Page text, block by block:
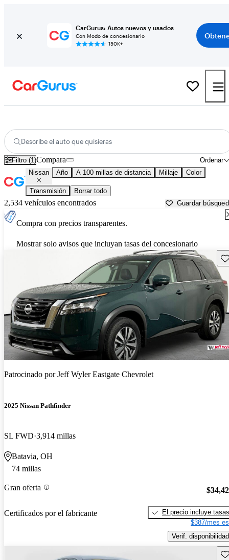
CarGurus: Autos nuevos y usados
Con Modo de concesionario
150K+
Describe el auto que quisieras
Filtro (1) Ordenar
Compara
Nissan Año A 100 millas de distancia Millaje Color
Transmisión Borrar todo
2,534 vehículos encontrados Guardar
Compra con precios transparentes.
Mostrar solo avisos que incluyan tasas del concesionario
Patrocinado porJeff Wyler Eastgate Chevrolet
2025 Nissan Pathfinder
SL FWD 3,914 millas
Batavia, OH
74 millas
Gran oferta
Certificados por el fabricante
El precio incluye tasas
$387/mes
Verif. disponibilidad